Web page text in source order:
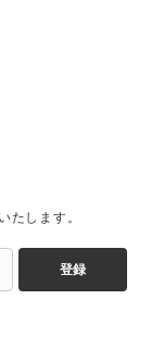
たします。
登録